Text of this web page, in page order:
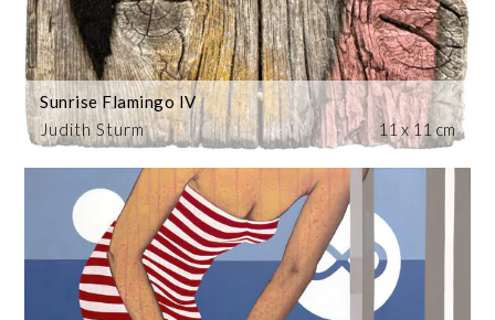
Judith Sturm
Sunrise Flamingo IV
11 x 11 cm